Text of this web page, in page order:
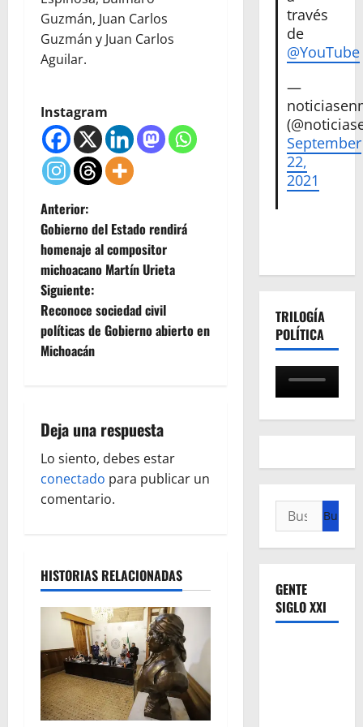
Guzmán, Juan Carlos
Guzmán y Juan Carlos
Aguilar.
Instagram
N
a
v
e
g
c
i
ó
e
n
t
Anterior:
Gobierno del Estado rendirá
homenaje al compositor
michoacano Martín Urieta
Siguiente:
Reconoce sociedad civil
políticas de Gobierno abierto en
Michoacán
Deja una respuesta
Lo siento, debes estar
conectado para publicar un
comentario.
HISTORIAS RELACIONADAS
través
de
@YouTube
—
September
22,
2021
TRILOGÍA
POLÍTICA
Buscar:
GENTE
SIGLO XXI